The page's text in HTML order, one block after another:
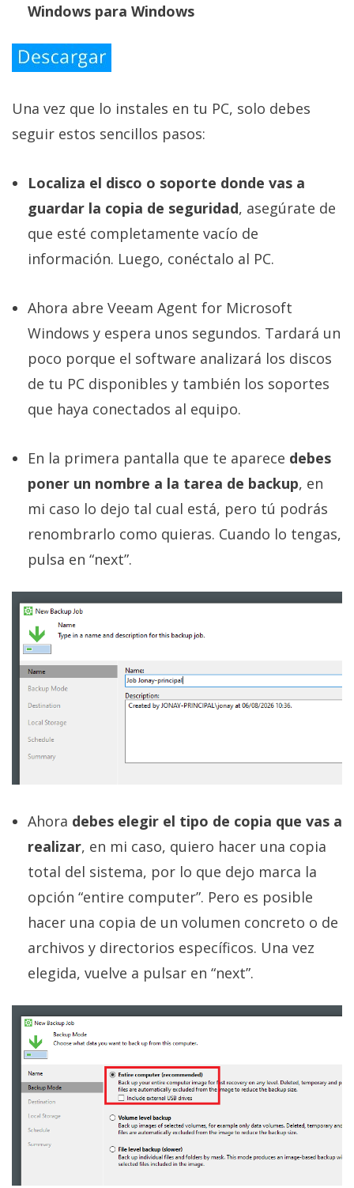
Windows para Windows
Una vez que lo instales en tu PC, solo debes
seguir estos sencillos pasos:
Localiza el disco o soporte donde vas a
guardar la copia de seguridad, asegúrate de
que esté completamente vacío de
información. Luego, conéctalo al PC.
Ahora abre Veeam Agent for Microsoft
Windows y espera unos segundos. Tardará un
poco porque el software analizará los discos
de tu PC disponibles y también los soportes
que haya conectados al equipo.
En la primera pantalla que te aparece debes
poner un nombre a la tarea de backup, en
mi caso lo dejo tal cual está, pero tú podrás
renombrarlo como quieras. Cuando lo tengas,
pulsa en “next”.
Ahora debes elegir el tipo de copia que vas a
realizar, en mi caso, quiero hacer una copia
total del sistema, por lo que dejo marca la
opción “entire computer”. Pero es posible
hacer una copia de un volumen concreto o de
archivos y directorios específicos. Una vez
elegida, vuelve a pulsar en “next”.